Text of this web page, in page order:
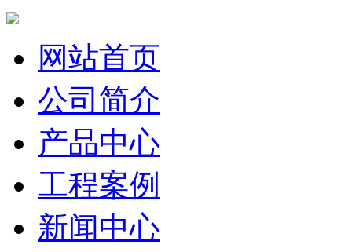
网站首页
公司简介
产品中心
工程案例
新闻中心